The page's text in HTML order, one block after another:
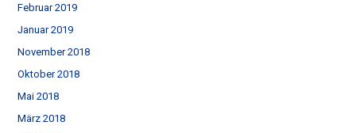
Februar 2019
Januar 2019
November 2018
Oktober 2018
Mai 2018
März 2018